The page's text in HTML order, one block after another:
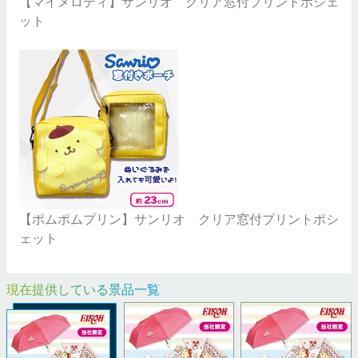
ット
【ポムポムプリン】サンリオ クリア窓付プリントポシ
ェット
現在提供している景品一覧